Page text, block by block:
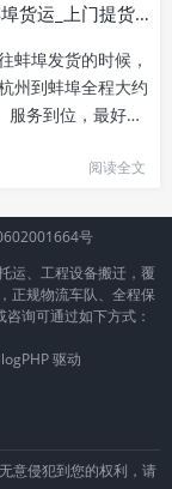
杭州到蚌埠物流哪家价格实惠✅杭州直达蚌埠货运_上门提货上门送
蚌埠发货的时候，
州到蚌埠全程大约
务到位，最好能
阅读全文
号
运、工程设备搬迁，覆
正规物流车队、全程保
询可通过如下方式：
驱动
意侵犯到您的权利，请